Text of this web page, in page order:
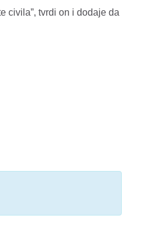
civila”, tvrdi on i dodaje da